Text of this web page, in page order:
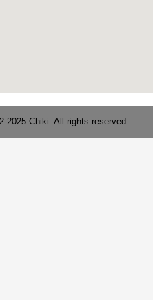
2025 Chiki. All rights reserved.